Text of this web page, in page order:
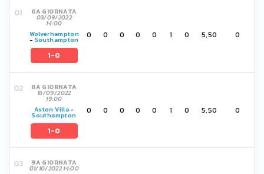
6A GIORNATA
03/09/2022
14:00
Wolverhampton
- Southampton
1-0
0 0 0 0 0 1 0 5,50 0
8A GIORNATA
16/09/2022
19:00
Aston Villa-
Southampton
1-0
0 0 0 0 0 1 0 5,50 0
9A GIORNATA
01/10/2022 14:00